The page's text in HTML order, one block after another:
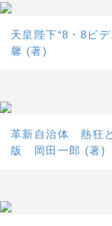
天皇陛下“8・8ビ
馨 (著)
革新自治体 熱狂
版 岡田一郎 (著)